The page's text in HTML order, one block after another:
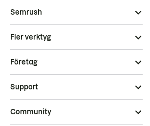
Semrush
Fler verktyg
Företag
Support
Community